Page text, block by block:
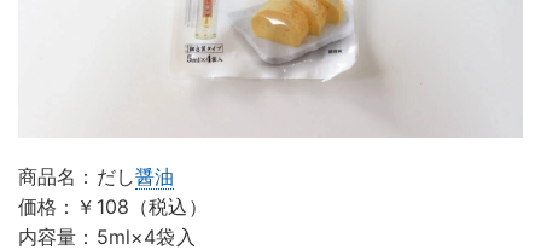
商品名：だし醤油
価格：￥108（税込）
内容量：5ml×4袋入